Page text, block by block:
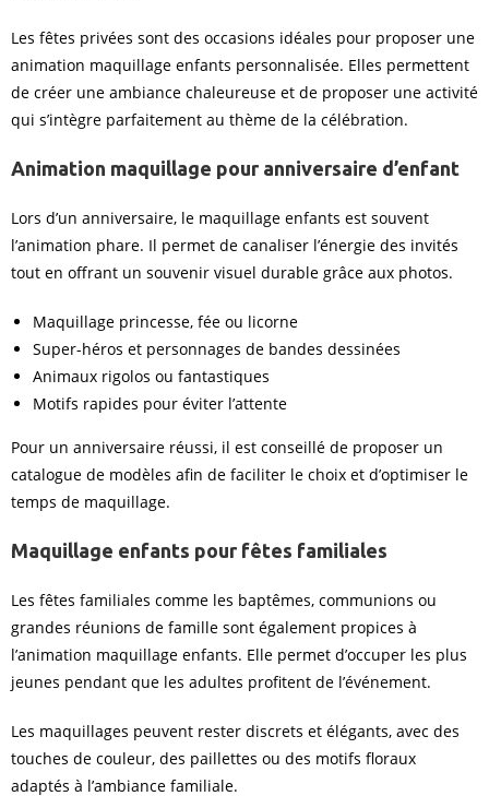
Les fêtes privées sont des occasions idéales pour proposer une
animation maquillage enfants personnalisée. Elles permettent
de créer une ambiance chaleureuse et de proposer une activité
qui s’intègre parfaitement au thème de la célébration.
Animation maquillage pour anniversaire d’enfant
Lors d’un anniversaire, le maquillage enfants est souvent
l’animation phare. Il permet de canaliser l’énergie des invités
tout en offrant un souvenir visuel durable grâce aux photos.
Maquillage princesse, fée ou licorne
Super-héros et personnages de bandes dessinées
Animaux rigolos ou fantastiques
Motifs rapides pour éviter l’attente
Pour un anniversaire réussi, il est conseillé de proposer un
catalogue de modèles afin de faciliter le choix et d’optimiser le
temps de maquillage.
Maquillage enfants pour fêtes familiales
Les fêtes familiales comme les baptêmes, communions ou
grandes réunions de famille sont également propices à
l’animation maquillage enfants. Elle permet d’occuper les plus
jeunes pendant que les adultes profitent de l’événement.
Les maquillages peuvent rester discrets et élégants, avec des
touches de couleur, des paillettes ou des motifs floraux
adaptés à l’ambiance familiale.